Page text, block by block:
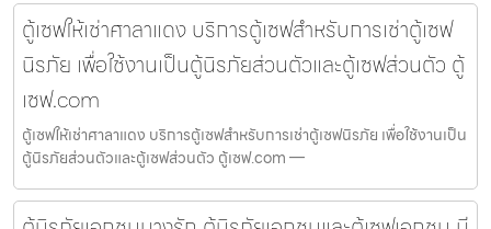
ตู้เซฟให้เช่าศาลาแดง บริการตู้เซฟสำหรับการเช่าตู้เซฟ
นิรภัย เพื่อใช้งานเป็นตู้นิรภัยส่วนตัวและตู้เซฟส่วนตัว ตู้
เซฟ.com
ตู้เซฟให้เช่าศาลาแดง บริการตู้เซฟสำหรับการเช่าตู้เซฟนิรภัย เพื่อใช้งานเป็น
ตู้นิรภัยส่วนตัวและตู้เซฟส่วนตัว ตู้เซฟ.com —